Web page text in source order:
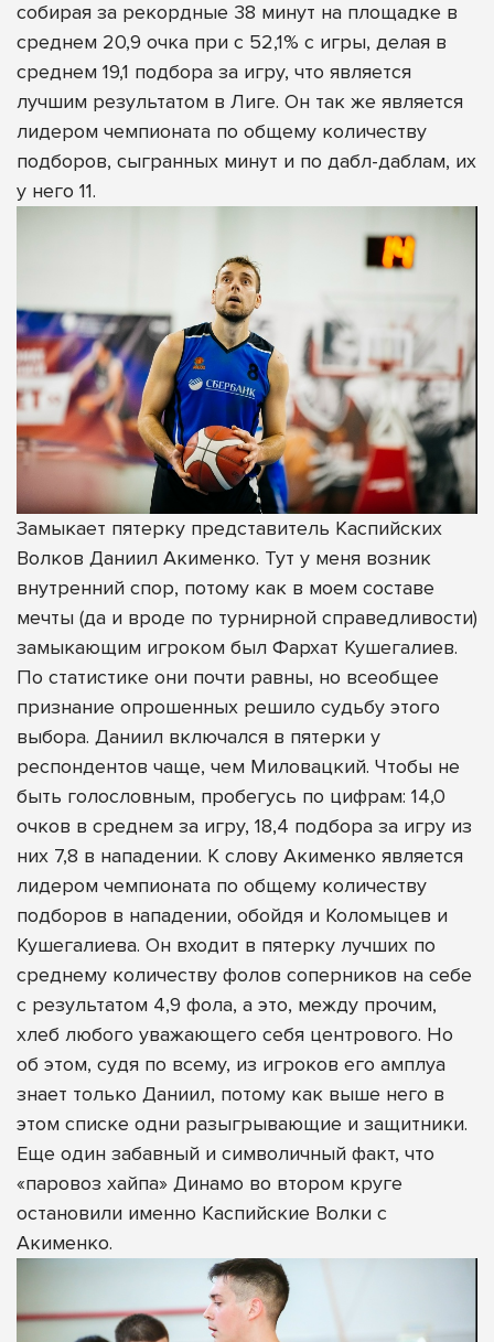
собирая за рекордные 38 минут на площадке в
среднем 20,9 очка при с 52,1% с игры, делая в
среднем 19,1 подбора за игру, что является
лучшим результатом в Лиге. Он так же является
лидером чемпионата по общему количеству
подборов, сыгранных минут и по дабл-даблам, их
у него 11.
Замыкает пятерку представитель Каспийских
Волков Даниил Акименко. Тут у меня возник
внутренний спор, потому как в моем составе
мечты (да и вроде по турнирной справедливости)
замыкающим игроком был Фархат Кушегалиев.
По статистике они почти равны, но всеобщее
признание опрошенных решило судьбу этого
выбора. Даниил включался в пятерки у
респондентов чаще, чем Миловацкий. Чтобы не
быть голословным, пробегусь по цифрам: 14,0
очков в среднем за игру, 18,4 подбора за игру из
них 7,8 в нападении. К слову Акименко является
лидером чемпионата по общему количеству
подборов в нападении, обойдя и Коломыцев и
Кушегалиева. Он входит в пятерку лучших по
среднему количеству фолов соперников на себе
с результатом 4,9 фола, а это, между прочим,
хлеб любого уважающего себя центрового. Но
об этом, судя по всему, из игроков его амплуа
знает только Даниил, потому как выше него в
этом списке одни разыгрывающие и защитники.
Еще один забавный и символичный факт, что
«паровоз хайпа» Динамо во втором круге
остановили именно Каспийские Волки с
Акименко.